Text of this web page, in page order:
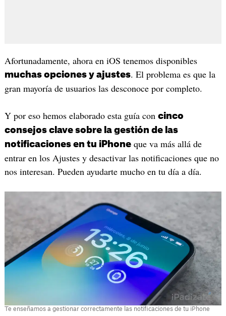
Afortunadamente, ahora en iOS tenemos disponibles
muchas opciones y ajustes. El problema es que la
gran mayoría de usuarios las desconoce por completo.
Y por eso hemos elaborado esta guía con cinco
consejos clave sobre la gestión de las
notificaciones en tu iPhoneque va más allá de
entrar en los Ajustes y desactivar las notificaciones que no
nos interesan. Pueden ayudarte mucho en tu día a día.
Te enseñamos a gestionar correctamente las notificaciones de tu iPhone